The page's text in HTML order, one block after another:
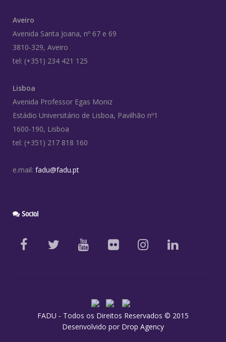
Aveiro
Avenida Santa Joana, nº 67 e 69
3810-329, Aveiro
tel: (+351) 234 421 125
Lisboa
Avenida Professor Egas Moniz
Estádio Universitário de Lisboa, Pavilhão nº1
1600-190, Lisboa
tel: (+351) 217 818 160
e.mail: fadu@fadu.pt
Social
FADU - Todos os Direitos Reservados © 2015
Desenvolvido por Drop Agency